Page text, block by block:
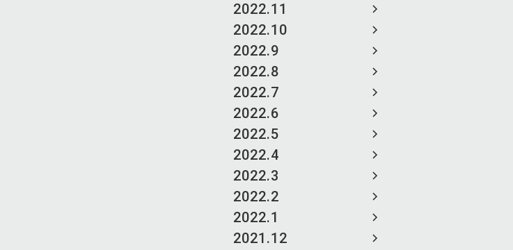
2022.11
2022.10
2022.9
2022.8
2022.7
2022.6
2022.5
2022.4
2022.3
2022.2
2022.1
2021.12